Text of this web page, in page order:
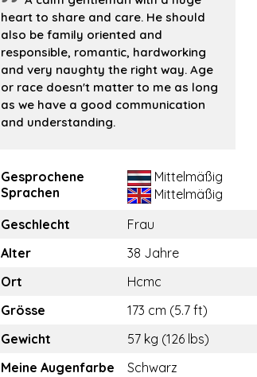
heart to share and care. He should
also be family oriented and
responsible, romantic, hardworking
and very naughty the right way. Age
or race doesn't matter to me as long
as we have a good communication
and understanding.
Gesprochene
Sprachen
Mittelmäßig
Mittelmäßig
Geschlecht
Frau
Alter
38 Jahre
Ort
Hcmc
Grösse
173 cm (5.7 ft)
Gewicht
57 kg (126 lbs)
Meine Augenfarbe
Schwarz